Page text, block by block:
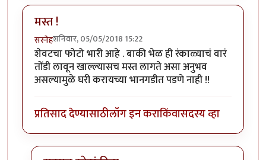
मस्त !
सस्नेहशनिवार, 05/05/2018 15:22
शेवटचा फोटो भारी आहे . बाकी भेळ ही रंकाळ्याचं वारं
तोंडी लावून खाल्ल्यासच मस्त लागते असा अनुभव
असल्यामुळे घरी करायच्या भानगडीत पडणे नाही !!
प्रतिसाद देण्यासाठीलॉग इन कराकिंवासदस्य व्हा